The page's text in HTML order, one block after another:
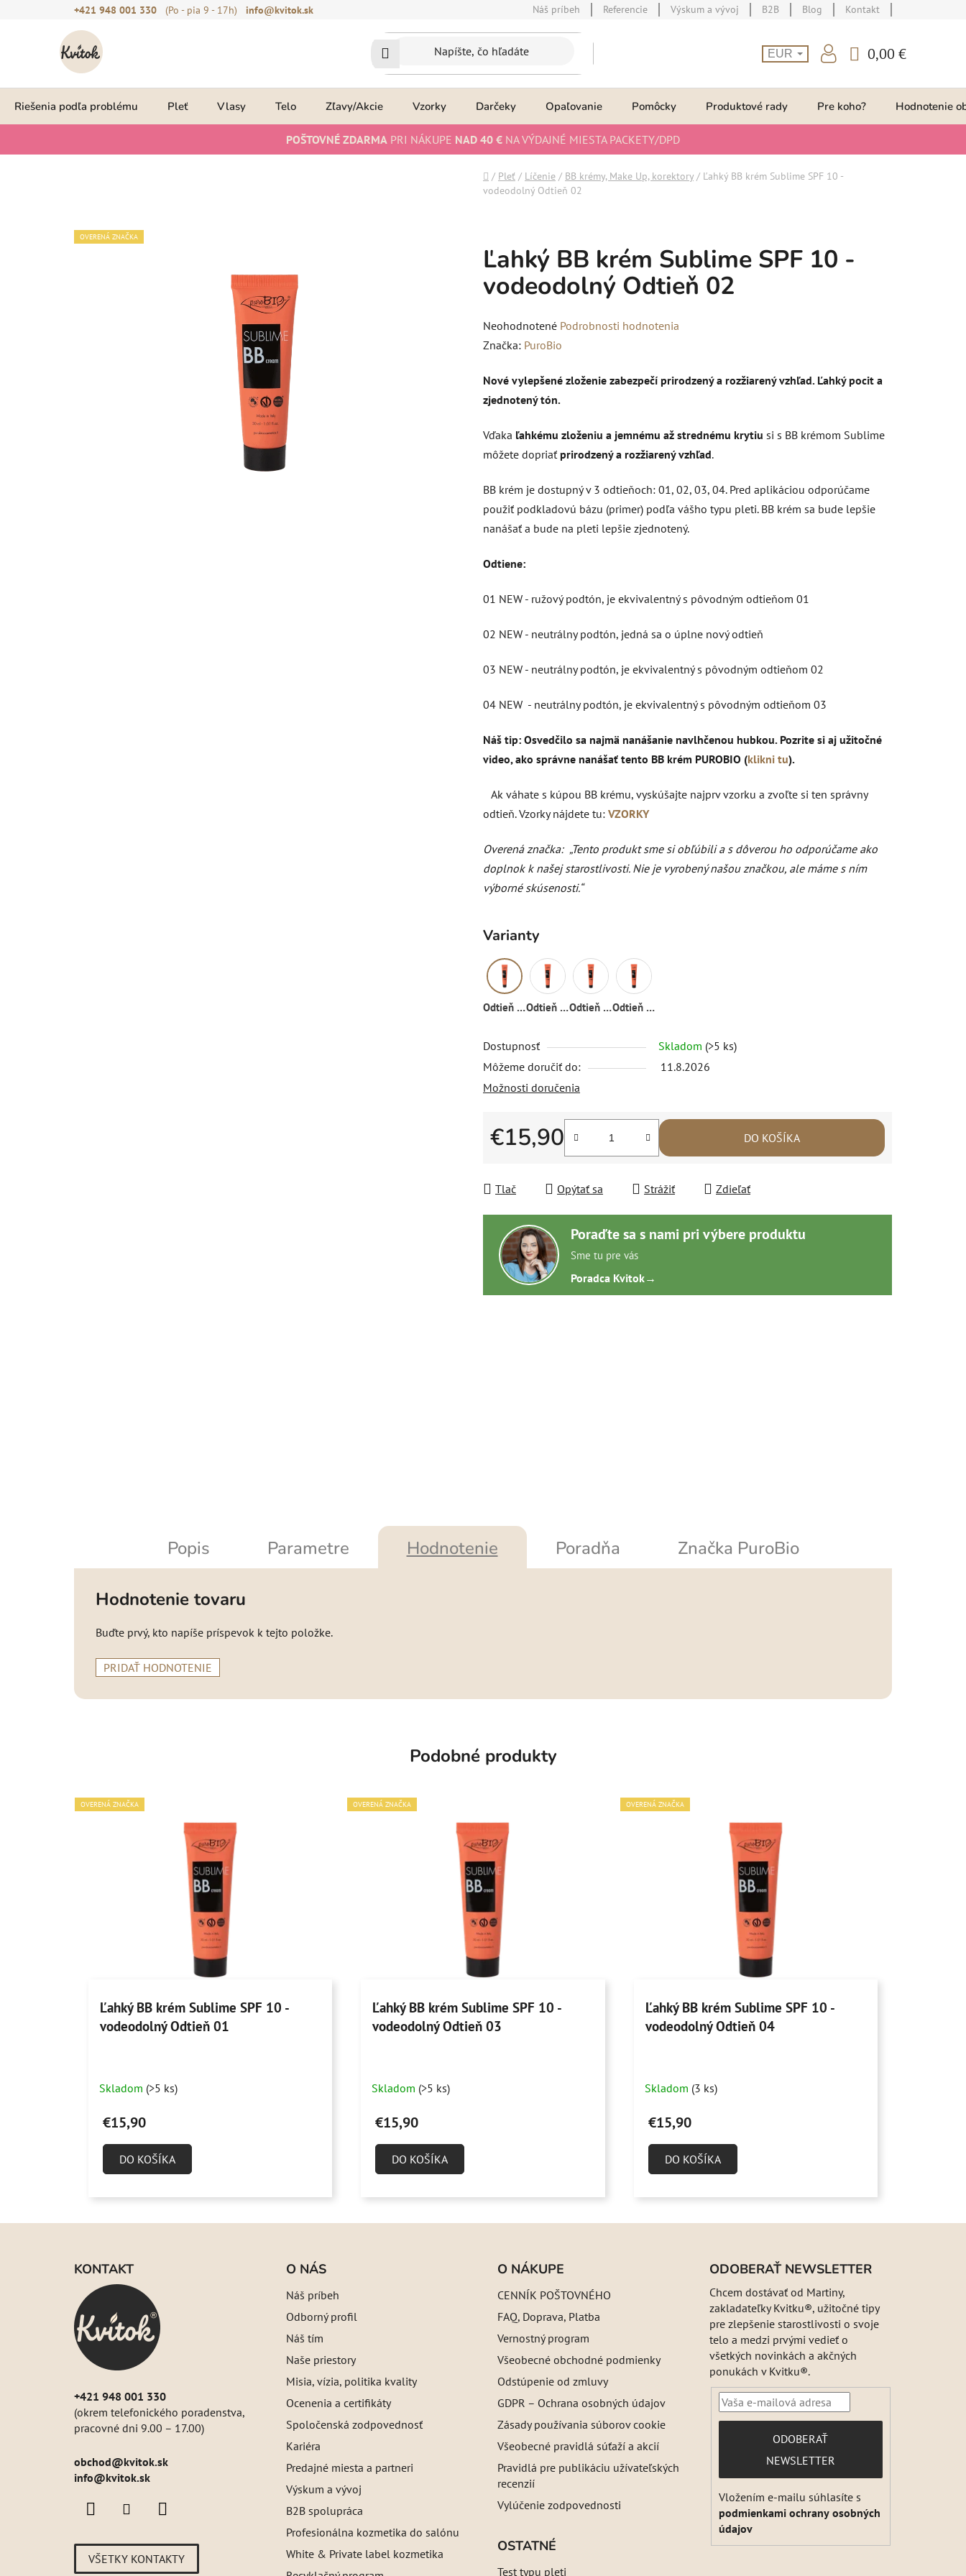
+421 948 001 330 (Po - pia 9 - 17h) info@kvitok.sk Náš príbeh Referencie Výskum a vývoj B2B Blog Kontakt
EUR
KOŠÍK
0,00 €
Riešenia podľa problému Pleť Vlasy Telo Zľavy/Akcie Vzorky Darčeky Opaľovanie Pomôcky Produktové rady Pre koho? Hodnotenie
POŠTOVNÉ ZDARMA PRI NÁKUPE NAD 40 € NA VÝDAJNÉ MIESTA PACKETY/DPD
Domov
/ Pleť / Líčenie / BB krémy, Make Up, korektory / Ľahký BB krém Sublime SPF 10 -
vodeodolný Odtieň 02
Ľahký BB krém Sublime SPF 10 -
vodeodolný Odtieň 02
Priemerné
hodnotenie
je
0,0
5
hviezdičiek.
Neohodnotené Podrobnosti hodnotenia
Značka: PuroBio
Nové vylepšené zloženie zabezpečí prirodzený a rozžiarený vzhľad. Ľahký pocit a
zjednotený tón.
Vďaka ľahkému zloženiu a jemnému až strednému krytiu si s BB krémom Sublime
môžete dopriať prirodzený a rozžiarený vzhľad.
BB krém je dostupný v 3 odtieňoch: 01, 02, 03, 04. Pred aplikáciou odporúčame
použiť podkladovú bázu (primer) podľa vášho typu pleti. BB krém sa bude lepšie
nanášať a bude na pleti lepšie zjednotený.
Odtiene:
01 NEW - ružový podtón, je ekvivalentný s pôvodným odtieňom 01
02 NEW - neutrálny podtón, jedná sa o úplne nový odtieň
03 NEW - neutrálny podtón, je ekvivalentný s pôvodným odtieňom 02
04 NEW - neutrálny podtón, je ekvivalentný s pôvodným odtieňom 03
Náš tip: Osvedčilo sa najmä nanášanie navlhčenou hubkou. Pozrite si aj užitočné
video, ako správne nanášať tento BB krém PUROBIO (klikni tu).
Ak váhate s kúpou BB krému, vyskúšajte najprv vzorku a zvoľte si ten správny
odtieň. Vzorky nájdete tu: VZORKY
Overená značka: „Tento produkt sme si obľúbili a s dôverou ho odporúčame ako
doplnok k našej starostlivosti. Nie je vyrobený našou značkou, ale máme s ním
výborné skúsenosti.“
Varianty
Odtieň 02 Odtieň 01 Odtieň 03 Odtieň 04
Dostupnosť Skladom (>5 ks)
Môžeme doručiť do:
11.8.2026
Možnosti doručenia
€15,90
Jednotková cena:
DO KOŠÍKA
Tlač Opýtať sa Strážiť Zdieľať
Poraďte sa s nami pri výbere produktu
Sme tu pre vás
Poradca Kvitok→
OVERENÁ ZNAČKA
Popis Parametre Hodnotenie Poradňa Značka PuroBio
Hodnotenie tovaru
Buďte prvý, kto napíše príspevok k tejto položke.
PRIDAŤ HODNOTENIE
Podobné produkty
OVERENÁ ZNAČKA
Ľahký BB krém Sublime SPF 10 -
vodeodolný Odtieň 01
Skladom (>5 ks)
€15,90
DO KOŠÍKA
OVERENÁ ZNAČKA
Ľahký BB krém Sublime SPF 10 -
vodeodolný Odtieň 03
Skladom (>5 ks)
€15,90
DO KOŠÍKA
OVERENÁ ZNAČKA
Ľahký BB krém Sublime SPF 10 -
vodeodolný Odtieň 04
Skladom (3 ks)
€15,90
DO KOŠÍKA
KONTAKT
+421 948 001 330
(okrem telefonického poradenstva,
pracovné dni 9.00 – 17.00)
obchod@kvitok.sk
info@kvitok.sk
VŠETKY KONTAKTY
O NÁS
Náš príbeh
Odborný profil
Náš tím
Naše priestory
Misia, vízia, politika kvality
Ocenenia a certifikáty
Spoločenská zodpovednosť
Kariéra
Predajné miesta a partneri
Výskum a vývoj
B2B spolupráca
Profesionálna kozmetika do salónu
White & Private label kozmetika
O NÁKUPE
CENNÍK POŠTOVNÉHO
FAQ, Doprava, Platba
Vernostný program
Všeobecné obchodné podmienky
Odstúpenie od zmluvy
GDPR – Ochrana osobných údajov
Zásady používania súborov cookie
Všeobecné pravidlá súťaží a akcií
Pravidlá pre publikáciu užívateľských
recenzií
Vylúčenie zodpovednosti
OSTATNÉ
Test typu pleti
ODOBERAŤ NEWSLETTER
Chcem dostávať od Martiny,
zakladateľky Kvitku®, užitočné tipy
pre zlepšenie starostlivosti o svoje
telo a medzi prvými vedieť o
všetkých novinkách a akčných
ponukách v Kvitku®.
PRIHLÁSIŤ
SA
ODOBERAŤ
NEWSLETTER
Vložením e-mailu súhlasíte s
podmienkami ochrany osobných
údajov